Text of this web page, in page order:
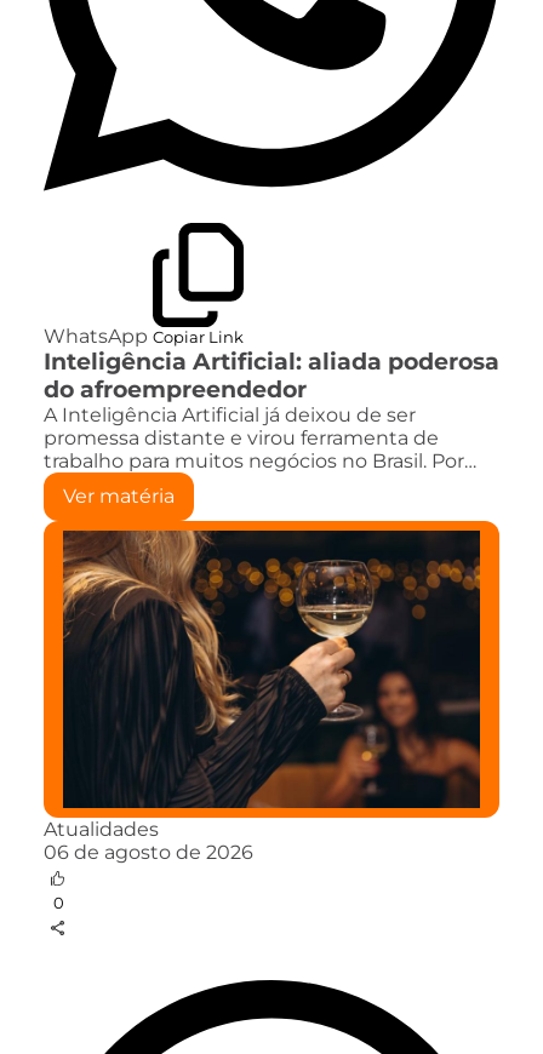
WhatsApp Copiar Link
Inteligência Artificial: aliada poderosa
do afroempreendedor
A Inteligência Artificial já deixou de ser
promessa distante e virou ferramenta de
trabalho para muitos negócios no Brasil. Por…
Ver matéria
Atualidades
06 de agosto de 2026
0